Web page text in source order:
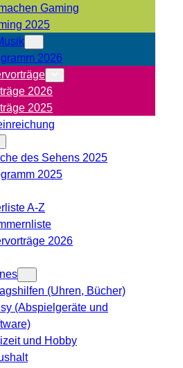
Gaming
2025
2026
2026
2025
des Sehens 2025
2025
A-Z
2026
(Uhren, Bücher)
(Abspielgeräte und
und Hobby